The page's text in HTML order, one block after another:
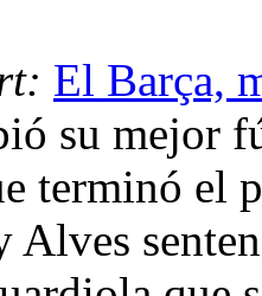
El Barça,
su mejor
terminó el
Alves